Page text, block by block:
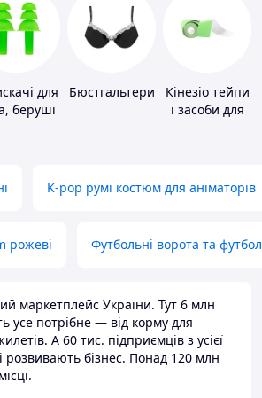
для
беруші
Бюстгальтери
Кінезіо тейпи
і засоби для
K-pop румі костюм для аніматорів
рожеві Футбольні ворота та
маркетплейс України. Тут 6 млн
усе потрібне — від корму для
А 60 тис. підприємців з усієї
розвивають бізнес. Понад 120 млн